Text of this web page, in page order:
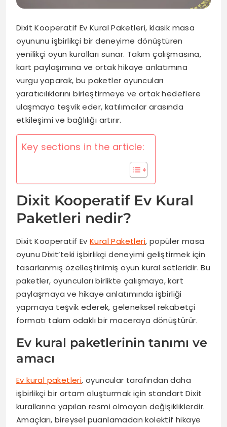
Dixit Kooperatif Ev Kural Paketleri, klasik masa
oyununu işbirlikçi bir deneyime dönüştüren
yenilikçi oyun kuralları sunar. Takım çalışmasına,
kart paylaşımına ve ortak hikaye anlatımına
vurgu yaparak, bu paketler oyuncuları
yaratıcılıklarını birleştirmeye ve ortak hedeflere
ulaşmaya teşvik eder, katılımcılar arasında
etkileşimi ve bağlılığı artırır.
Key sections in the article:
Dixit Kooperatif Ev Kural
Paketleri nedir?
Dixit Kooperatif Ev Kural Paketleri, popüler masa
oyunu Dixit’teki işbirlikçi deneyimi geliştirmek için
tasarlanmış özelleştirilmiş oyun kural setleridir. Bu
paketler, oyuncuları birlikte çalışmaya, kart
paylaşmaya ve hikaye anlatımında işbirliği
yapmaya teşvik ederek, geleneksel rekabetçi
formatı takım odaklı bir maceraya dönüştürür.
Ev kural paketlerinin tanımı ve
amacı
Ev kural paketleri, oyuncular tarafından daha
işbirlikçi bir ortam oluşturmak için standart Dixit
kurallarına yapılan resmi olmayan değişikliklerdir.
Amaçları, bireysel puanlamadan kolektif hikaye